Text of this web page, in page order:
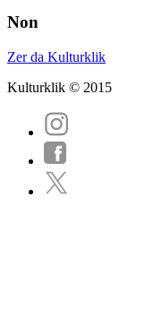
Non
Zer da Kulturklik
Kulturklik © 2015